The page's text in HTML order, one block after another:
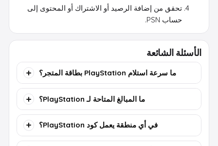
تحقق من إضافة الرصيد أو الاشتراك أو المحتوى إلى
حساب PSN.
الأسئلة الشائعة
ما سرعة استلام PlayStation بطاقة المتجر؟
ما المبالغ المتاحة لـ PlayStation؟
في أي منطقة يعمل كود PlayStation؟